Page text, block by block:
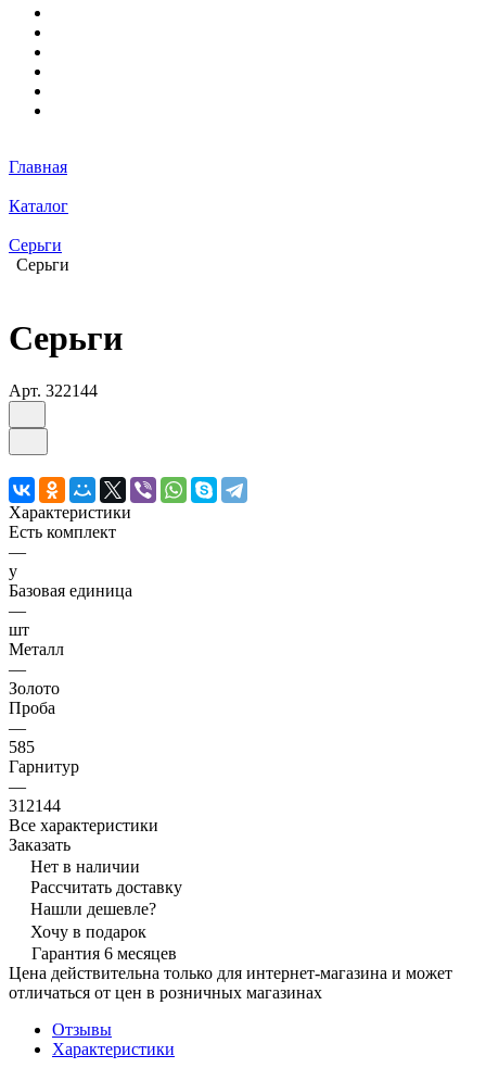
Главная
Каталог
Серьги
Серьги
Серьги
Арт. 322144
Характеристики
Есть комплект
—
y
Базовая единица
—
шт
Металл
—
Золото
Проба
—
585
Гарнитур
—
312144
Все характеристики
Заказать
Нет в наличии
Рассчитать доставку
Нашли дешевле?
Хочу в подарок
Гарантия 6 месяцев
Цена действительна только для интернет-магазина и может
отличаться от цен в розничных магазинах
Отзывы
Характеристики